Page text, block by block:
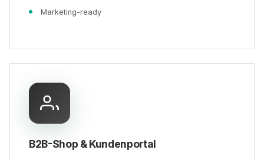
Marketing-ready
B2B-Shop & Kundenportal